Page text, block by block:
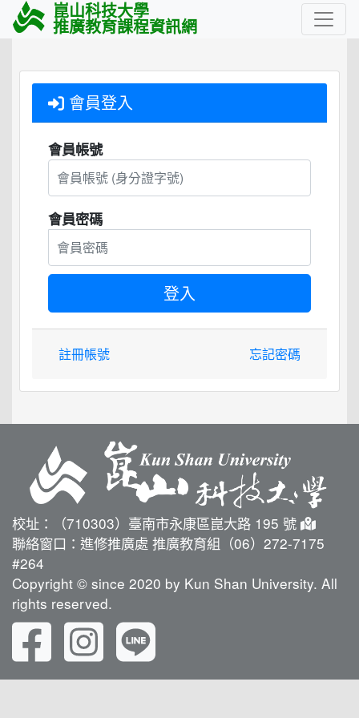
崑山科技大學
推廣教育課程資訊網
會員登入
會員帳號
會員密碼
註冊帳號 忘記密碼
校址：（710303）臺南市永康區崑大路 195 號
聯絡窗口：進修推廣處 推廣教育組（06）272-7175
#264
Copyright © since 2020 by Kun Shan University. All
rights reserved.